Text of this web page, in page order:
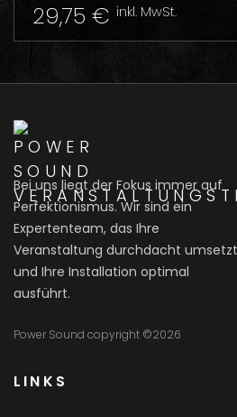
29,75 € inkl. MwSt.
Bei uns liegt der Fokus immer auf
Perfektionismus. Wir sind ein
Expertenteam, das Ihre
Veranstaltung durchdacht umsetzt
und Ihre Installation optimal
ausführt.
Power Sound copyright ©2026
LINKS